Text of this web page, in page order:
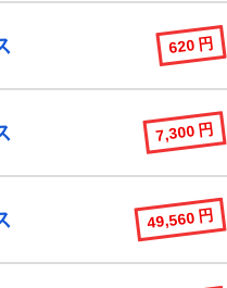
620 円
7,300 円
49,560 円